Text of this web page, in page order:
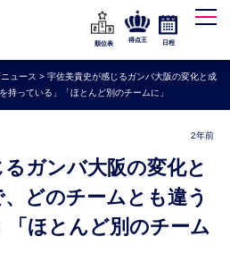
順位表
得点王 日程
ュース > 宇佐美貴史が感じるガンバ大阪の変化と成
持っている」「ほとんど別のチームに」
2年前
どのチームとも違う
「ほとんど別のチーム